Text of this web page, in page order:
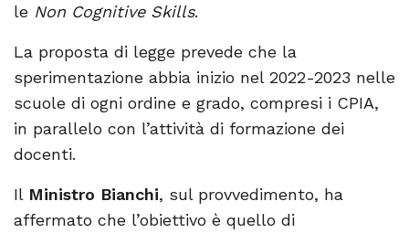
le Non Cognitive Skills.
La proposta di legge prevede che la
sperimentazione abbia inizio nel 2022-2023 nelle
scuole di ogni ordine e grado, compresi i CPIA,
in parallelo con l’attività di formazione dei
docenti.
Il Ministro Bianchi, sul provvedimento, ha
affermato che l’obiettivo è quello di